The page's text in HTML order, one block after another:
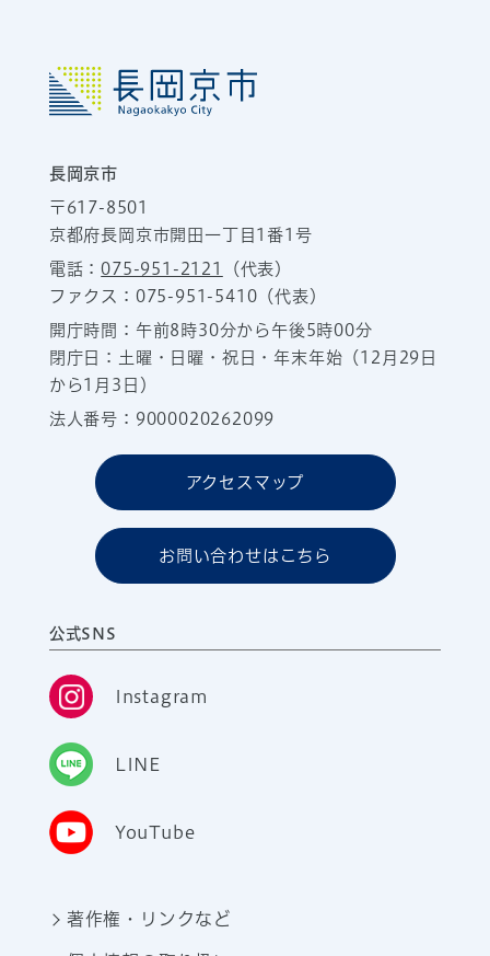
長岡京市
〒617-8501
京都府長岡京市開田一丁目1番1号
電話：075-951-2121
（代表）
ファクス：075-951-5410（代表）
開庁時間：午前8時30分から午後5時00分
閉庁日：土曜・日曜・祝日・年末年始（12月29日
から1月3日）
法人番号：9000020262099
アクセスマップ
お問い合わせはこちら
公式SNS
Instagram
LINE
YouTube
著作権・リンクなど